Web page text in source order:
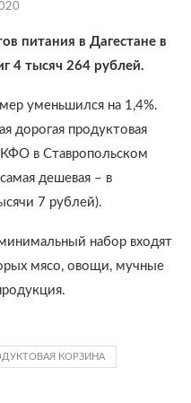
питания в Дагестане в
4 тысяч 264 рублей.
уменьшился на 1,4%.
дорогая продуктовая
в Ставропольском
дешевая – в
7 рублей).
набор входят
мясо, овощи, мучные
КОРЗИНА